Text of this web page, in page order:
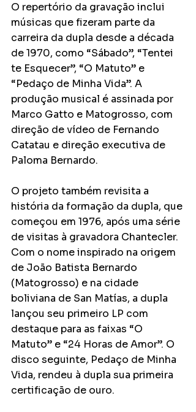
O repertório da gravação inclui
músicas que fizeram parte da
carreira da dupla desde a década
de 1970, como “Sábado”, “Tentei
te Esquecer”, “O Matuto” e
“Pedaço de Minha Vida”. A
produção musical é assinada por
Marco Gatto e Matogrosso, com
direção de vídeo de Fernando
Catatau e direção executiva de
Paloma Bernardo.
O projeto também revisita a
história da formação da dupla, que
começou em 1976, após uma série
de visitas à gravadora Chantecler.
Com o nome inspirado na origem
de João Batista Bernardo
(Matogrosso) e na cidade
boliviana de San Matías, a dupla
lançou seu primeiro LP com
destaque para as faixas “O
Matuto” e “24 Horas de Amor”. O
disco seguinte, Pedaço de Minha
Vida, rendeu à dupla sua primeira
certificação de ouro.